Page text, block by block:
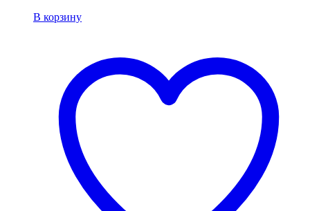
В корзину